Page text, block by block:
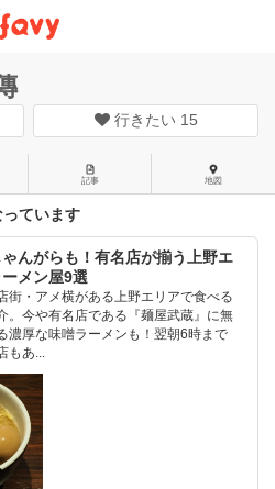
行きたい 15
記事 地図
ています
んがらも！有名店が揃う上野エ
メン屋9選
街・アメ横がある上野エリアで食べる
。今や有名店である『麺屋武蔵』に無
濃厚な味噌ラーメンも！翌朝6時まで
あ...